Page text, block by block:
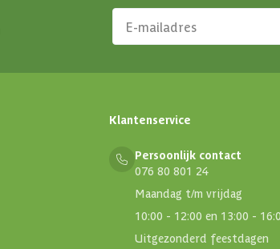
Klantenservice
Persoonlijk contact
076 80 801 24
Maandag t/m vrijdag
10:00 - 12:00 en 13:00 -
Uitgezonderd feestdagen